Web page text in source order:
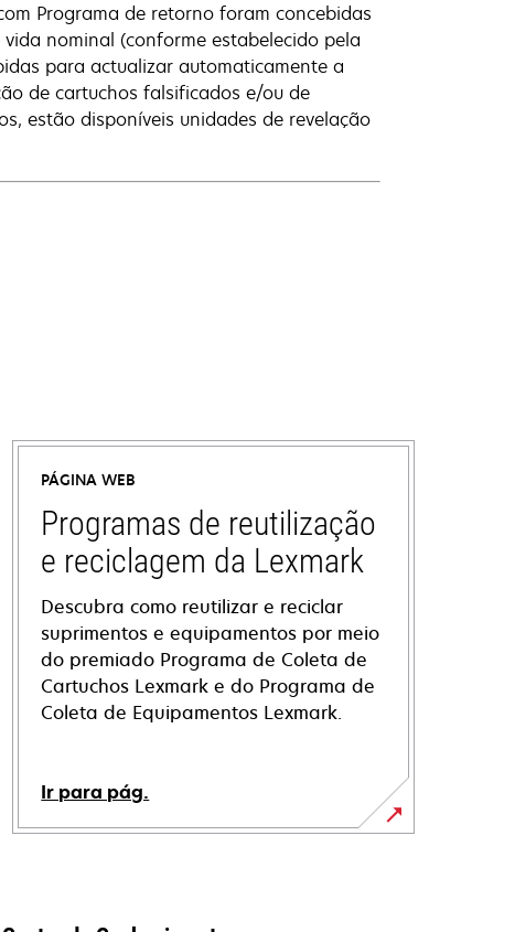
Programa de retorno foram concebidas
nominal (conforme estabelecido pela
para actualizar automaticamente a
de cartuchos falsificados e/ou de
estão disponíveis unidades de revelação
PÁGINA WEB
Programas de reutilização
e reciclagem da Lexmark
Descubra como reutilizar e reciclar
suprimentos e equipamentos por meio
do premiado Programa de Coleta de
Cartuchos Lexmark e do Programa de
Coleta de Equipamentos Lexmark.
Ir para pág.